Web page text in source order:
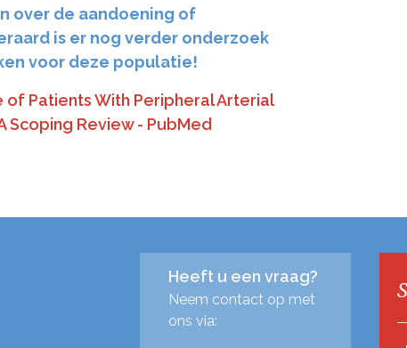
over de aandoening of
is er nog verder onderzoek
voor deze populatie!
Patients With Peripheral Arterial
Scoping Review - PubMed
Heeft u een vraag?
Neem contact op met
ons via: